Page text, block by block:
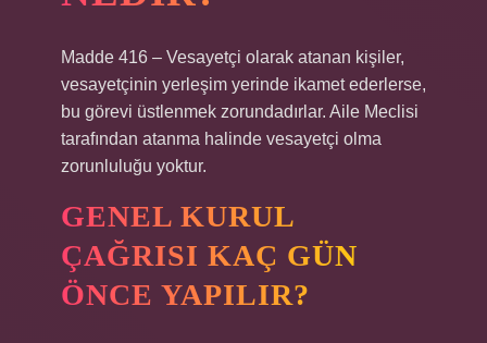
Madde 416 – Vesayetçi olarak atanan kişiler,
vesayetçinin yerleşim yerinde ikamet ederlerse,
bu görevi üstlenmek zorundadırlar. Aile Meclisi
tarafından atanma halinde vesayetçi olma
zorunluluğu yoktur.
GENEL KURUL
ÇAĞRISI KAÇ GÜN
ÖNCE YAPILIR?